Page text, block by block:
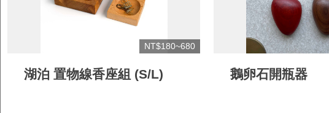
NT$180~680
湖泊 置物線香座組 (S/L) 鵝卵石開瓶器